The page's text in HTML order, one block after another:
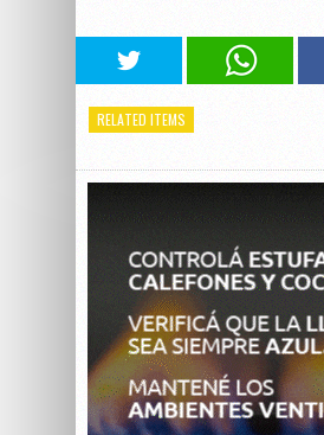
RELATED ITEMS